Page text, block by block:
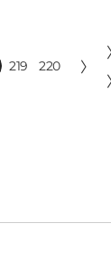
219 220 〉